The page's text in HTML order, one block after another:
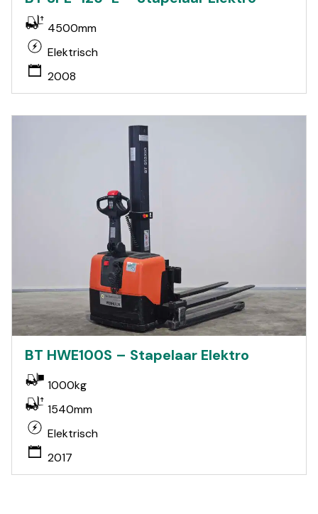
4500mm
Elektrisch
2008
BT HWE100S – Stapelaar Elektro
1000kg
1540mm
Elektrisch
2017